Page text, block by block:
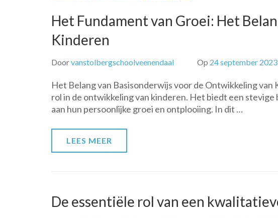
Het Fundament van Groei: Het
Kinderen
Doorvanstolbergschoolveenendaal Op 24 september 2023
Het Belang van Basisonderwijs voor de Ontwikkeling
rol in de ontwikkeling van kinderen. Het biedt een
aan hun persoonlijke groei en ontplooiing. In dit …
LEES MEER
De essentiële rol van een